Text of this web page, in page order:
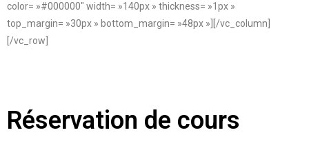
color= »#000000″ width= »140px » thickness= »1px »
top_margin= »30px » bottom_margin= »48px »][/vc_column]
[/vc_row]
Réservation de cours